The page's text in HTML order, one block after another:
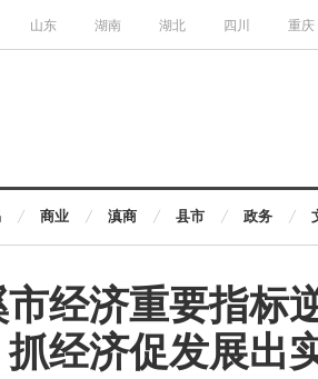
山东 湖南 湖北 四川 重庆
商业 滇商 县市 政务
经济重要指标
经济促发展出